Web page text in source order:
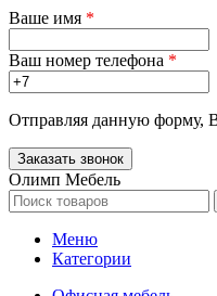
Ваше имя *
Ваш номер телефона *
Отправляя данную форму,
Олимп Мебель
Меню
Категории